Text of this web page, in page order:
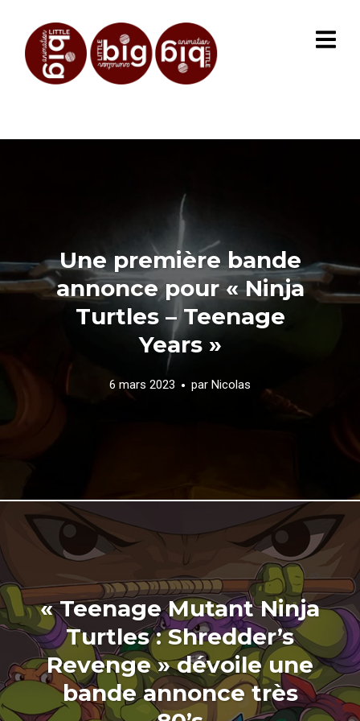
Une première bande
annonce pour « Ninja
Turtles – Teenage
Years »
6 mars 2023 par Nicolas
« Teenage Mutant Ninja
Turtles : Shredder’s
Revenge » dévoile une
bande annonce très